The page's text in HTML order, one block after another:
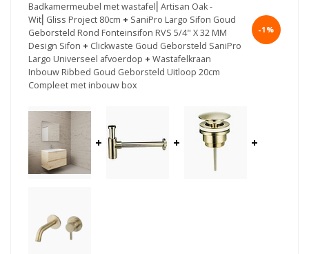
Badkamermeubel met wastafel⎢Artisan Oak -
Wit⎢Gliss Project 80cm + SaniPro Largo Sifon Goud
Geborsteld Rond Fonteinsifon RVS 5/4" X 32 MM
Design Sifon + Clickwaste Goud Geborsteld SaniPro
Largo Universeel afvoerdop + Wastafelkraan
Inbouw Ribbed Goud Geborsteld Uitloop 20cm
Compleet met inbouw box
-1%
+ + +